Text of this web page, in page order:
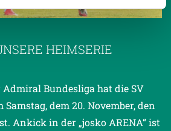
zu Speicherdauer und
Sie unserer
HEIMSERIE
Admiral Bundesliga hat die SV
dem 20. November, den
Ankick in der „josko ARENA“ ist